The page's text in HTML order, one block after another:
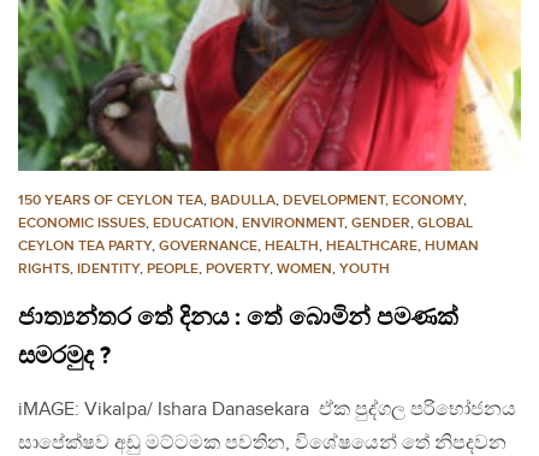
150 YEARS OF CEYLON TEA, BADULLA, DEVELOPMENT, ECONOMY,
ECONOMIC ISSUES, EDUCATION, ENVIRONMENT, GENDER, GLOBAL
CEYLON TEA PARTY, GOVERNANCE, HEALTH, HEALTHCARE, HUMAN
RIGHTS, IDENTITY, PEOPLE, POVERTY, WOMEN, YOUTH
ජාත්‍යන්තර තේ දිනය : තේ බොමින් පමණක්
සමරමුද ?
iMAGE: Vikalpa/ Ishara Danasekara ඒක පුද්ගල පරිභෝජනය
සාපේක්ෂව අඩු මට්ටමක පවතින, විශේෂයෙන් තේ නිපදවන